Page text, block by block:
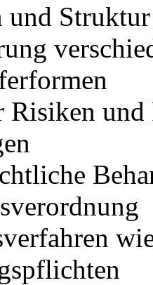
und
Risiken